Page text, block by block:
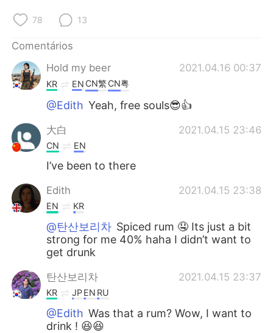
78 13
Comentários
Hold my beer
2021.04.16 00:37
KR EN CN繁 CN粤
@Edith Yeah, free souls😎👍
大白 2021.04.15 23:46
CN EN
I’ve been to there
Edith 2021.04.15 23:38
EN KR
@탄산보리차 Spiced rum 🤤 Its just a bit
strong for me 40% haha I didn’t want to
get drunk
탄산보리차 2021.04.15 23:37
KR JPEN RU
@Edith Was that a rum? Wow, I want to
drink ! 😆😆